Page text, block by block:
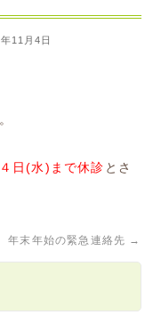
11月4日
日(水)まで休診 とさ
年末年始の緊急連絡先 →